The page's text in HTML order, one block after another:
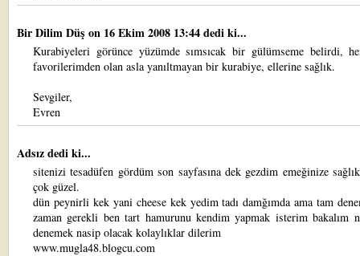
Bir Dilim Düş on 16 Ekim 2008 13:44 dedi ki...
Kurabiyeleri görünce yüzümde sımsıcak bir gülümseme belirdi,
favorilerimden olan asla yanıltmayan bir kurabiye, ellerine sağlık.
Sevgiler,
Evren
Adsız dedi ki...
sitenizi tesadüfen gördüm son sayfasına dek gezdim emeğinize
çok güzel.
dün peynirli kek yani cheese kek yedim tadı damğımda ama tam
zaman gerekli ben tart hamurunu kendim yapmak isterim bakalım
denemek nasip olacak kolaylıklar dilerim
www.mugla48.blogcu.com